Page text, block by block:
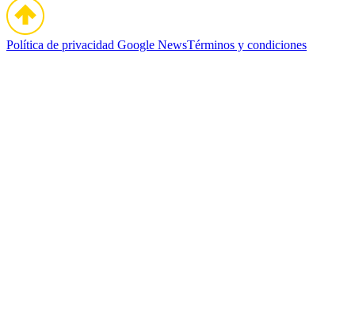
Política de privacidad Google NewsTérminos y condiciones